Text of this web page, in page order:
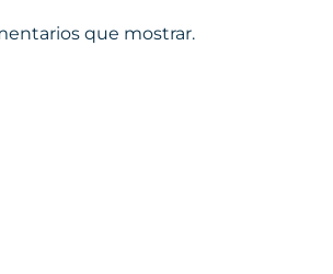
que mostrar.